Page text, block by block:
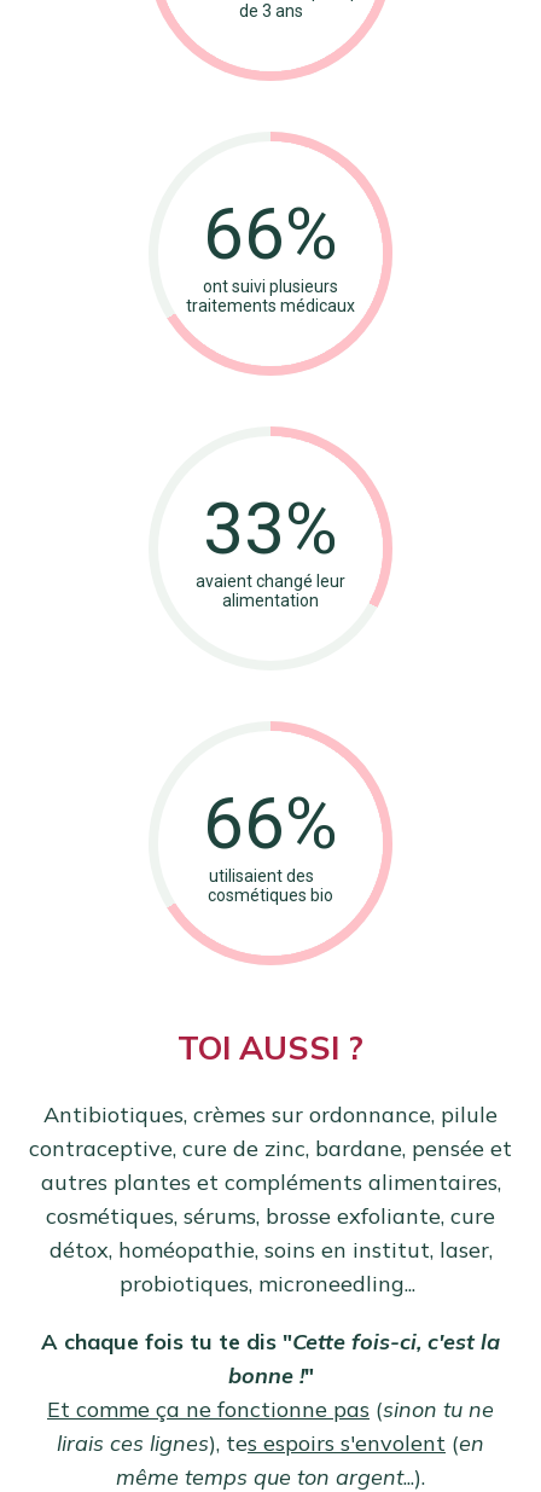
de 3 ans
66%
ont suivi plusieurs
traitements médicaux
33%
avaient changé leur
alimentation
66%
utilisaient des
cosmétiques bio
TOI AUSSI ?
Antibiotiques, crèmes sur ordonnance, pilule
contraceptive, cure de zinc, bardane, pensée et
autres plantes et compléments alimentaires,
cosmétiques, sérums, brosse exfoliante, cure
détox, homéopathie, soins en institut, laser,
probiotiques, microneedling...
A chaque fois tu te dis "Cette fois-ci, c'est la
bonne !"
Et comme ça ne fonctionne pas (sinon tu ne
lirais ces lignes), tes espoirs s'envolent (en
même temps que ton argent...).